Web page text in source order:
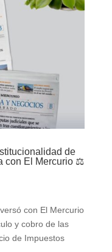
de
con El Mercurio ⚖️
con El Mercurio
y cobro de las
de Impuestos